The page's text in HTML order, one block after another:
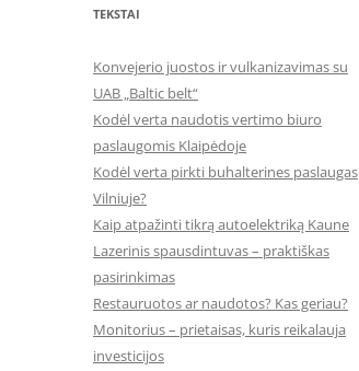
TEKSTAI
Konvejerio juostos ir vulkanizavimas su
UAB „Baltic belt“
Kodėl verta naudotis vertimo biuro
paslaugomis Klaipėdoje
Kodėl verta pirkti buhalterines paslaugas
Vilniuje?
Kaip atpažinti tikrą autoelektriką Kaune
Lazerinis spausdintuvas – praktiškas
pasirinkimas
Restauruotos ar naudotos? Kas geriau?
Monitorius – prietaisas, kuris reikalauja
investicijos